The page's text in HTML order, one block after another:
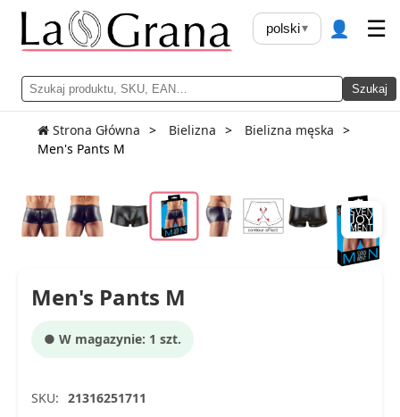
Szukaj
polski▾ 👤 ☰
Strona Główna Bielizna
Bielizna męska
Men's Pants M
Men's Pants M
● W magazynie: 1 szt.
SKU: 21316251711